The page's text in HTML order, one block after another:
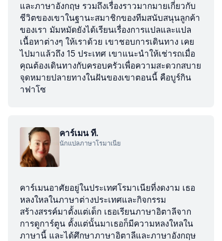
และภาษาอังกฤษ รวมถึงเรื่องราวมากมายเกี่ยวกับ
ชีวิตของเขาในฐานะสมาชิกของทีมสนับสนุนลูกค้า
ของเรา มัมหมัดยังได้เรียนเรื่องการแปลและแปล
เนื้อหาต่างๆ ให้เราด้วย เขาชอบการเดินทาง เคย
ไปมาแล้วถึง 15 ประเทศ เขาแนะนำให้เช่ารถเมื่อ
คุณต้องเดินทางกับครอบครัวเพื่อความสะดวกสบาย
จุดหมายปลายทางในฝันของเขาตอนนี้ คือบูร์กิน
าฟาโซ
คาร์เมน ที.
นักแปลภาษาโรมาเนีย
คาร์เมนอาศัยอยู่ในประเทศโรมาเนียที่งดงาม เธอ
หลงใหลในภาษาต่างประเทศและกิจกรรม
สร้างสรรค์มาตั้งแต่เด็ก เธอเรียนภาษาอิตาลีจาก
การดูการ์ตูน ตั้งแต่นั้นมาเธอก็มีความหลงใหลใน
ภาษานี้ และได้ศึกษาภาษาอิตาลีและภาษาอังกฤษ